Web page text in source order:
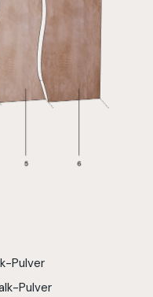
Pulver
Pulver